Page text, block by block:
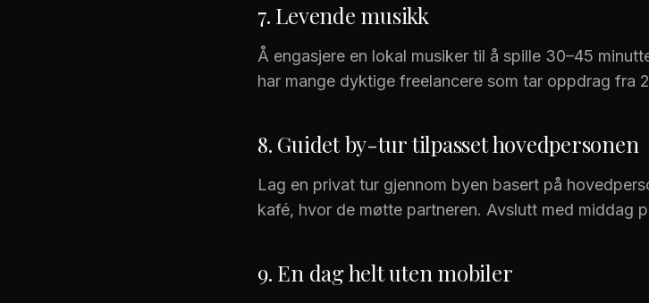
7. Levende musikk
Å engasjere en lokal musiker til å spille 30–45
har mange dyktige freelancere som tar oppdrag fra
8. Guidet by-tur tilpasset hovedpersonen
Lag en privat tur gjennom byen basert på
kafé, hvor de møtte partneren. Avslutt med middag
9. En dag helt uten mobiler